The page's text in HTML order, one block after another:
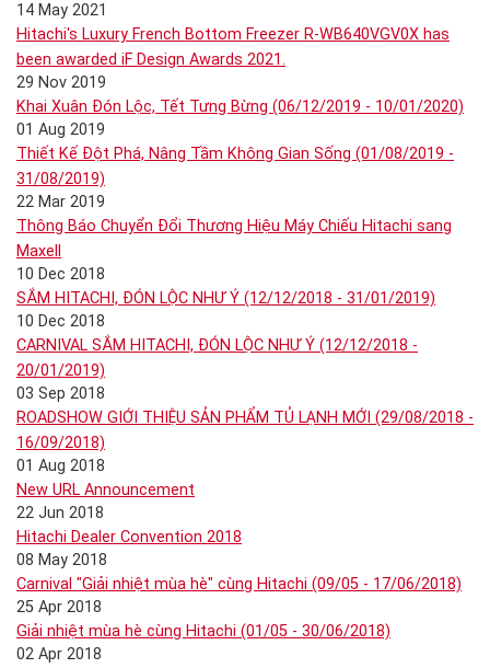
14 May 2021
Hitachi's Luxury French Bottom Freezer R-WB640VGV0X has
been awarded iF Design Awards 2021.
29 Nov 2019
Khai Xuân Đón Lộc, Tết Tưng Bừng (06/12/2019 - 10/01/2020)
01 Aug 2019
Thiết Kế Đột Phá, Nâng Tầm Không Gian Sống (01/08/2019 -
31/08/2019)
22 Mar 2019
Thông Báo Chuyển Đổi Thương Hiệu Máy Chiếu Hitachi sang
Maxell
10 Dec 2018
SẮM HITACHI, ĐÓN LỘC NHƯ Ý (12/12/2018 - 31/01/2019)
10 Dec 2018
CARNIVAL SẮM HITACHI, ĐÓN LỘC NHƯ Ý (12/12/2018 -
20/01/2019)
03 Sep 2018
ROADSHOW GIỚI THIỆU SẢN PHẨM TỦ LẠNH MỚI (29/08/2018 -
16/09/2018)
01 Aug 2018
New URL Announcement
22 Jun 2018
Hitachi Dealer Convention 2018
08 May 2018
Carnival "Giải nhiệt mùa hè" cùng Hitachi (09/05 - 17/06/2018)
25 Apr 2018
Giải nhiệt mùa hè cùng Hitachi (01/05 - 30/06/2018)
02 Apr 2018